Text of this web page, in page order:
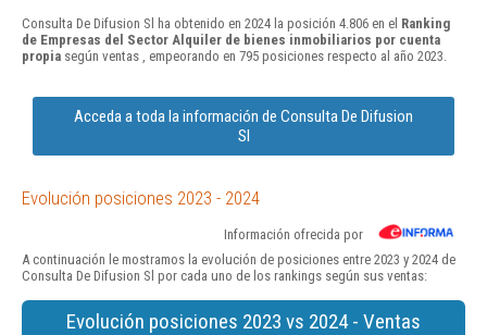
Consulta De Difusion Sl ha obtenido en 2024 la posición 4.806 en el Ranking
de Empresas del Sector Alquiler de bienes inmobiliarios por cuenta
propia según ventas , empeorando en 795 posiciones respecto al año 2023.
Acceda a toda la información de Consulta De Difusion
Sl
Evolución posiciones 2023 - 2024
Información ofrecida por
A continuación le mostramos la evolución de posiciones entre 2023 y 2024 de
Consulta De Difusion Sl por cada uno de los rankings según sus ventas:
Evolución posiciones 2023 vs 2024 - Ventas